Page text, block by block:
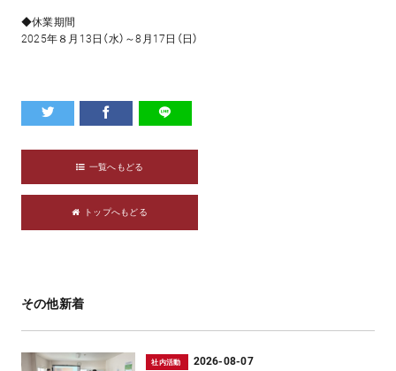
◆休業期間
2025年８月13日（水）～8月17日（日）
一覧へもどる
トップへもどる
その他新着
社内活動 2026-08-07